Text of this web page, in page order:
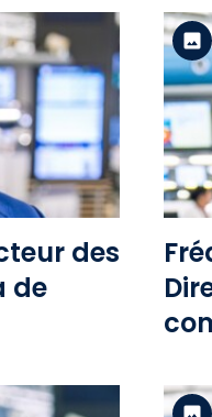
des
de